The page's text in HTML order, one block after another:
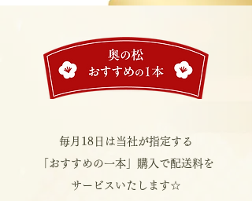
毎月18日は当社が指定する
「おすすめの一本」購入で配送料を
サービスいたします☆